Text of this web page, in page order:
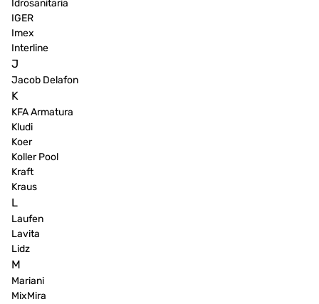
Idrosanitaria
IGER
Imex
Interline
J
Jacob Delafon
K
KFA Armatura
Kludi
Koer
Koller Pool
Kraft
Kraus
L
Laufen
Lavita
Lidz
M
Mariani
MixMira